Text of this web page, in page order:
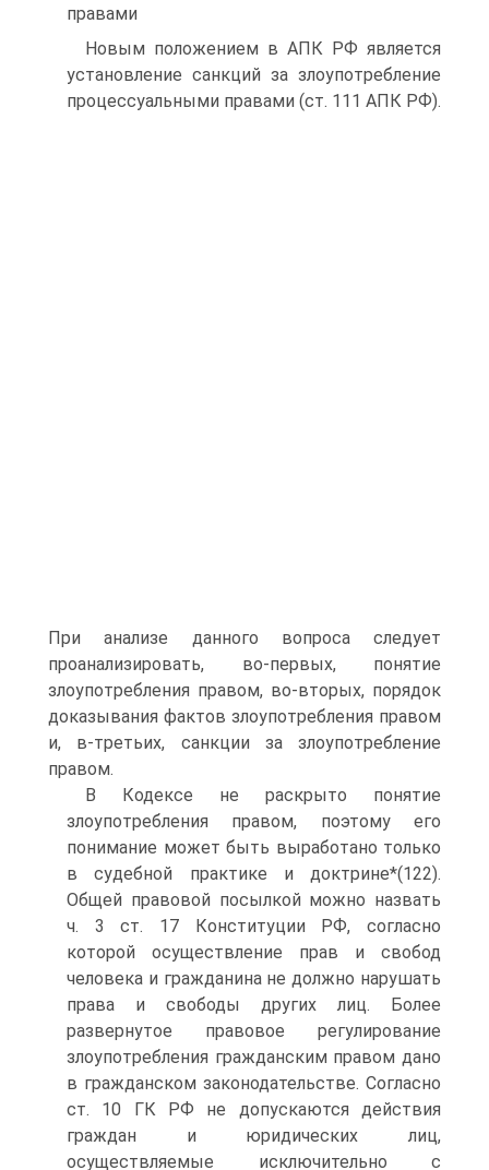
правами
Новым положением в АПК РФ является
установление санкций за злоупотребление
процессуальными правами (ст. 111 АПК РФ).
При анализе данного вопроса следует
проанализировать, во-первых, понятие
злоупотребления правом, во-вторых, порядок
доказывания фактов злоупотребления правом
и, в-третьих, санкции за злоупотребление
правом.
В Кодексе не раскрыто понятие
злоупотребления правом, поэтому его
понимание может быть выработано только
в судебной практике и доктрине*(122).
Общей правовой посылкой можно назвать
ч. 3 ст. 17 Конституции РФ, согласно
которой осуществление прав и свобод
человека и гражданина не должно нарушать
права и свободы других лиц. Более
развернутое правовое регулирование
злоупотребления гражданским правом дано
в гражданском законодательстве. Согласно
ст. 10 ГК РФ не допускаются действия
граждан и юридических лиц,
осуществляемые исключительно с